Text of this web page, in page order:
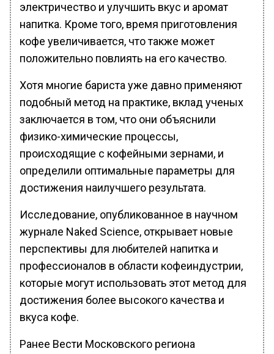
электричество и улучшить вкус и аромат
напитка. Кроме того, время приготовления
кофе увеличивается, что также может
положительно повлиять на его качество.
Хотя многие бариста уже давно применяют
подобный метод на практике, вклад ученых
заключается в том, что они объяснили
физико-химические процессы,
происходящие с кофейными зернами, и
определили оптимальные параметры для
достижения наилучшего результата.
Исследование, опубликованное в научном
журнале Naked Science, открывает новые
перспективы для любителей напитка и
профессионалов в области кофеиндустрии,
которые могут использовать этот метод для
достижения более высокого качества и
вкуса кофе.
Ранее Вести Московского региона